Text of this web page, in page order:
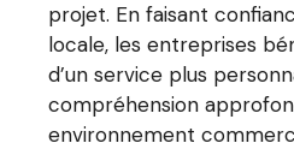
projet. En faisant
locale, les entreprises
d’un service plus
compréhension
environnement